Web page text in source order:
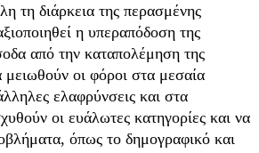
τη διάρκεια της περασμένης
η υπεραπόδοση της
από την καταπολέμηση της
μειωθούν οι φόροι στα μεσαία
ελαφρύνσεις και στα
οι ευάλωτες κατηγορίες και να
όπως το δημογραφικό και